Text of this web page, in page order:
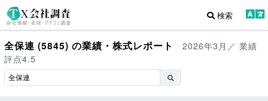
検索
全保連 (5845) の業績・株式レポート
2026年3月／ 業績
評点4.5